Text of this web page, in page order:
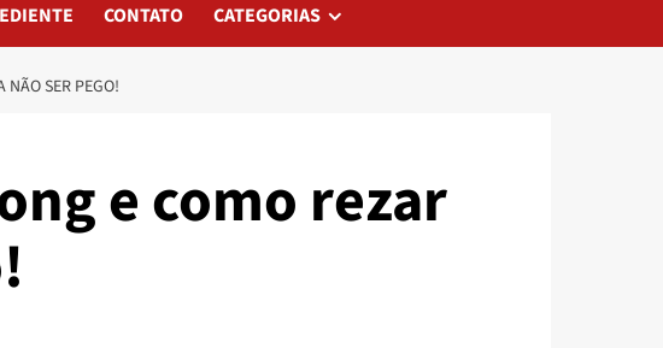
CONTATO CATEGORIAS
NÃO SER PEGO!
e como rezar